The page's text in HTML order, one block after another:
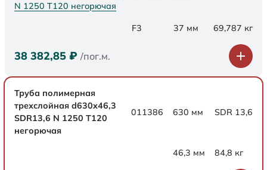
N 1250 Т120 негорючая
F3 37 мм 69,787 кг
38 382,85 ₽ /пог.м.
Труба полимерная
трехслойная d630x46,3
SDR13,6 N 1250 Т120
негорючая
011386 630 мм SDR 13,6
46,3 мм 84,8 кг